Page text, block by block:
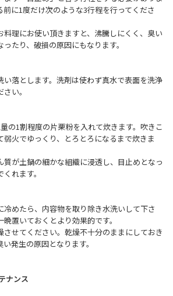
に1度だけ次のような3行程を行ってくださ
料理にお使い頂きますと、沸騰しにくく、臭い
たり、破損の原因にもなります。
い落とします。洗剤は使わず真水で表面を洗浄
い。
の1割程度の片栗粉を入れて炊きます。吹きこ
弱火でゆっくり、とろとろになるまで炊きま
質が土鍋の細かな組織に浸透し、目止めとなっ
れます。
冷めたら、内容物を取り除き水洗いして下さ
置いておくとより効果的です。
せてください。乾燥不十分のままにしておき
発生の原因となります。
ナンス